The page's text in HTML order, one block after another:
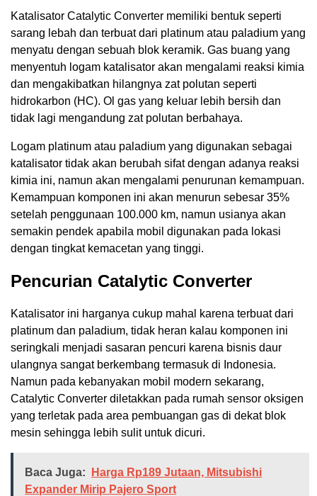
Katalisator Catalytic Converter memiliki bentuk seperti
sarang lebah dan terbuat dari platinum atau paladium yang
menyatu dengan sebuah blok keramik. Gas buang yang
menyentuh logam katalisator akan mengalami reaksi kimia
dan mengakibatkan hilangnya zat polutan seperti
hidrokarbon (HC). Ol gas yang keluar lebih bersih dan
tidak lagi mengandung zat polutan berbahaya.
Logam platinum atau paladium yang digunakan sebagai
katalisator tidak akan berubah sifat dengan adanya reaksi
kimia ini, namun akan mengalami penurunan kemampuan.
Kemampuan komponen ini akan menurun sebesar 35%
setelah penggunaan 100.000 km, namun usianya akan
semakin pendek apabila mobil digunakan pada lokasi
dengan tingkat kemacetan yang tinggi.
Pencurian Catalytic Converter
Katalisator ini harganya cukup mahal karena terbuat dari
platinum dan paladium, tidak heran kalau komponen ini
seringkali menjadi sasaran pencuri karena bisnis daur
ulangnya sangat berkembang termasuk di Indonesia.
Namun pada kebanyakan mobil modern sekarang,
Catalytic Converter diletakkan pada rumah sensor oksigen
yang terletak pada area pembuangan gas di dekat blok
mesin sehingga lebih sulit untuk dicuri.
Baca Juga:
Harga Rp189 Jutaan, Mitsubishi
Expander Mirip Pajero Sport